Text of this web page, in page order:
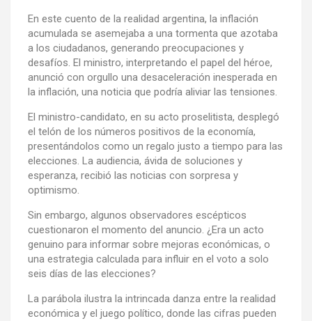
En este cuento de la realidad argentina, la inflación
acumulada se asemejaba a una tormenta que azotaba
a los ciudadanos, generando preocupaciones y
desafíos. El ministro, interpretando el papel del héroe,
anunció con orgullo una desaceleración inesperada en
la inflación, una noticia que podría aliviar las tensiones.
El ministro-candidato, en su acto proselitista, desplegó
el telón de los números positivos de la economía,
presentándolos como un regalo justo a tiempo para las
elecciones. La audiencia, ávida de soluciones y
esperanza, recibió las noticias con sorpresa y
optimismo.
Sin embargo, algunos observadores escépticos
cuestionaron el momento del anuncio. ¿Era un acto
genuino para informar sobre mejoras económicas, o
una estrategia calculada para influir en el voto a solo
seis días de las elecciones?
La parábola ilustra la intrincada danza entre la realidad
económica y el juego político, donde las cifras pueden